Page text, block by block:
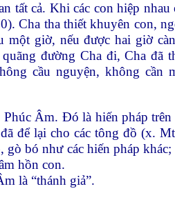
tất cả. Khi các con hiệp nhau
Cha tha thiết khuyên con,
một giờ, nếu được hai giờ
đường Cha đi, Cha đã
cầu nguyện, không cần
Âm. Ðó là hiến pháp trên
để lại cho các tông đồ (x.
gò bó như các hiến pháp
hồn con.
là “thánh giả”.